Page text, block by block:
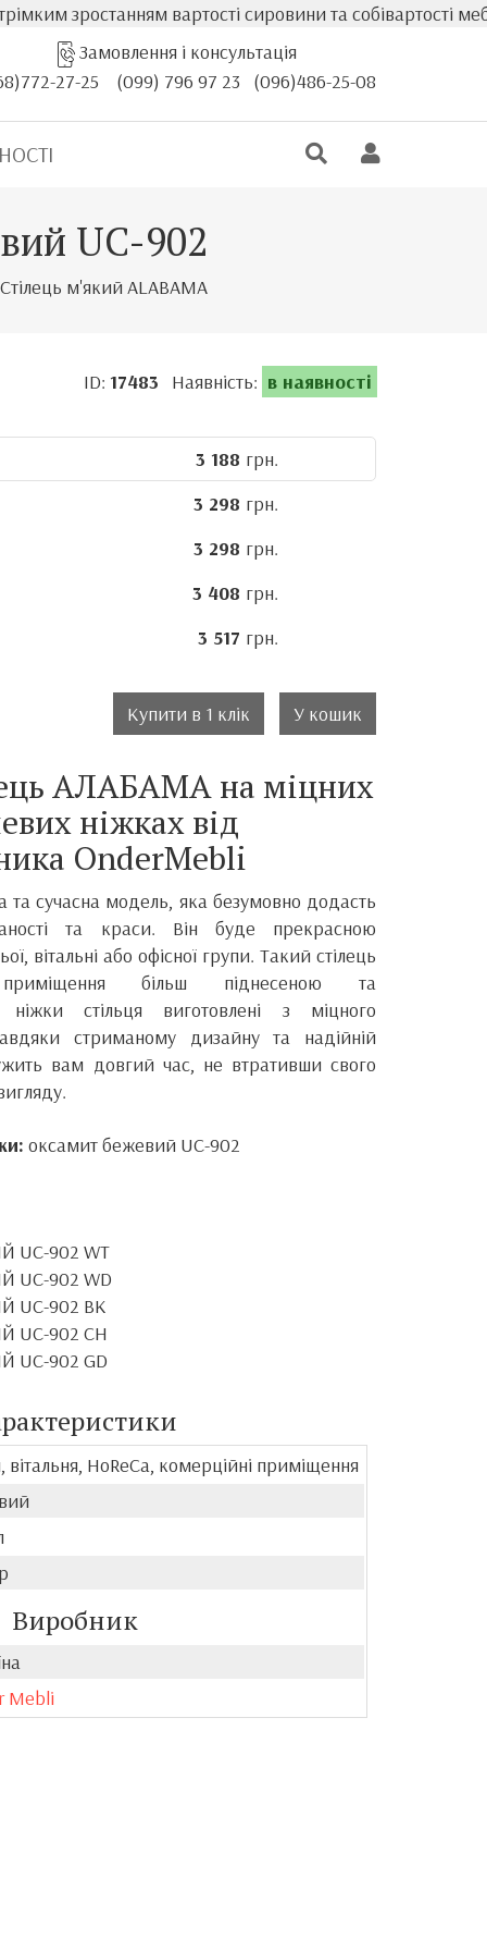
зростанням вартості сировини та собівартості
Замовлення і консультація
27-25
(099) 796 97 23 (096)486-25-08
UC-902
Стілець м'який ALABAMA
ID: 17483 Наявність: в наявності
3 188 грн.
3 298 грн.
3 298 грн.
3 408 грн.
3 517 грн.
Купити в 1 клік У кошик
АЛАБАМА на міцних
ніжках від
OnderMebli
та сучасна модель, яка безумовно додасть
та краси. Він буде прекрасною
вітальні або офісної групи. Такий стілець
більш піднесеною та
стільця виготовлені з міцного
стриманому дизайну та надійній
вам довгий час, не втративши свого
оксамит бежевий UC-902
UC-902 WT
UC-902 WD
UC-902 BK
UC-902 CH
UC-902 GD
вітальня, HoReCa, комерційні приміщення
Виробник
Mebli